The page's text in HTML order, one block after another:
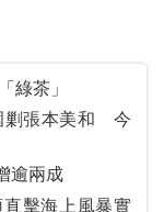
清非「綠茶」
剿張本美和 今
逾兩成
擊海上風暴實